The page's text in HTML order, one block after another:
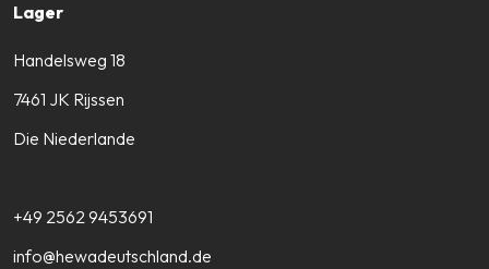
Lager
Handelsweg 18
7461 JK Rijssen
Die Niederlande
+49 2562 9453691
info@hewadeutschland.de